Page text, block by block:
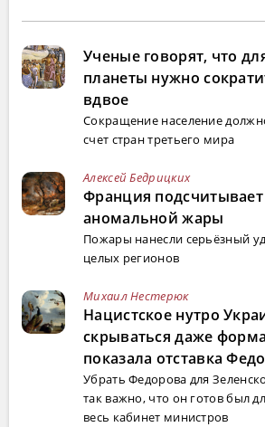
Ученые говорят, что
планеты нужно
вдвое
Сокращение население
счет стран третьего мира
Алексей Бедрицких
Франция
аномальной жары
Пожары нанесли серьёзный
целых регионов
Михаил Нестерюк
Нацистское нутро
скрываться даже
показала отставка
Убрать Федорова для
так важно, что он готов был
весь кабинет министров